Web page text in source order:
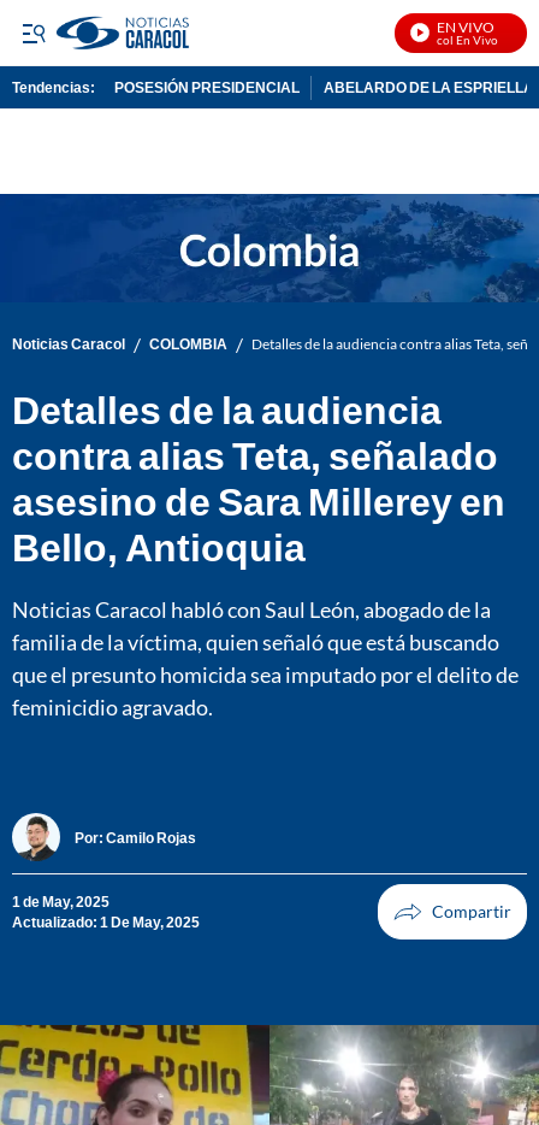
EN VIVO
Noticias Caracol En Vivo
Tendencias: POSESIÓN PRESIDENCIAL ABELARDO DE LA ESPRIELLA
Noticias Caracol / COLOMBIA / Detalles de la audiencia contra alias Teta,
Detalles de la audiencia
contra alias Teta, señalado
asesino de Sara Millerey en
Bello, Antioquia
Noticias Caracol habló con Saul León, abogado de la
familia de la víctima, quien señaló que está buscando
que el presunto homicida sea imputado por el delito de
feminicidio agravado.
Por: Camilo Rojas
1 de May, 2025
Actualizado: 1 De May, 2025